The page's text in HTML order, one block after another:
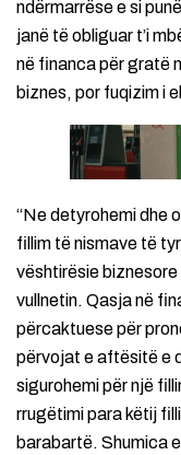
ndërmarrëse e si
janë të obliguar t’i
në financa për gratë
biznes, por fuqizim i
“Ne detyrohemi dhe
fillim të nismave të
vështirësie biznesore
vullnetin. Qasja në
përcaktuese për
përvojat e aftësitë e
sigurohemi për një
rrugëtimi para këtij
barabartë. Shumica